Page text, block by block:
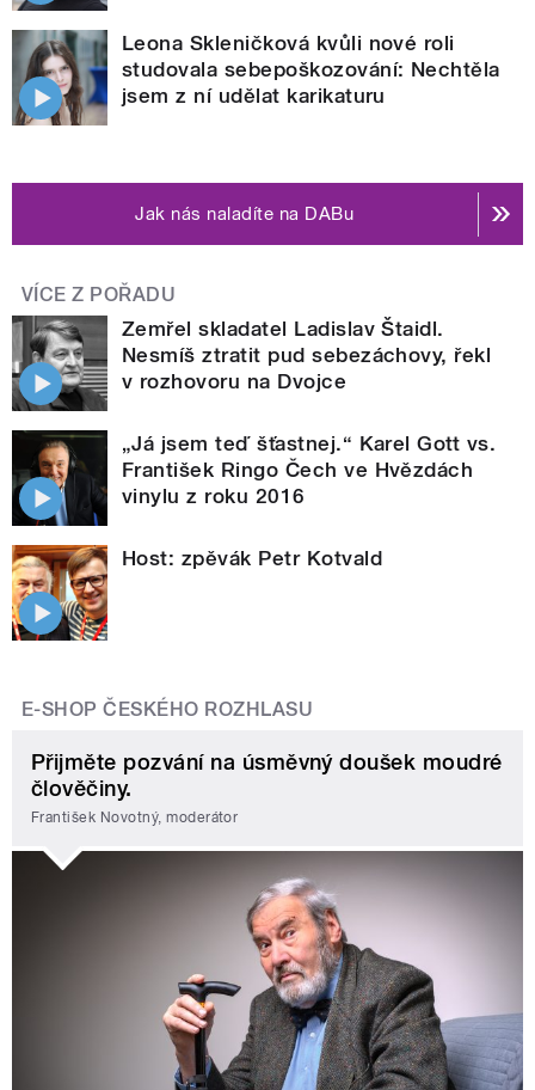
Leona Skleničková kvůli nové roli
studovala sebepoškozování: Nechtěla
jsem z ní udělat karikaturu
Jak nás naladíte na DABu
VÍCE Z POŘADU
Zemřel skladatel Ladislav Štaidl.
Nesmíš ztratit pud sebezáchovy, řekl
v rozhovoru na Dvojce
„Já jsem teď šťastnej.“ Karel Gott vs.
František Ringo Čech ve Hvězdách
vinylu z roku 2016
Host: zpěvák Petr Kotvald
E-SHOP ČESKÉHO ROZHLASU
Přijměte pozvání na úsměvný doušek moudré
člověčiny.
František Novotný, moderátor